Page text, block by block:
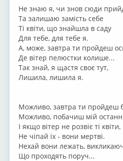
Не знаю я, чи знов сюди
Та залишаю замiсть себе
Тi квiти, що знайшла в саду
Для тебе, для тебе я.
А, може, завтра ти пройдеш
Де вiтер пелюстки колише...
Так знай, я щастя своє тут,
Лишила, лишила я.
Можливо, завтра ти пройдеш
Можливо, побачиш мiй
I якщо вiтер не розвiє тi квiти,
Не чiпай iх - вони мертвi.
Нехай вони лежать,
Що проходять поруч...